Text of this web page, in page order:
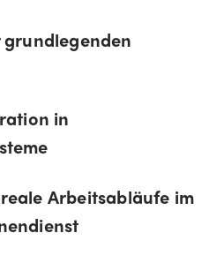
in
Arbeitsabläufe im